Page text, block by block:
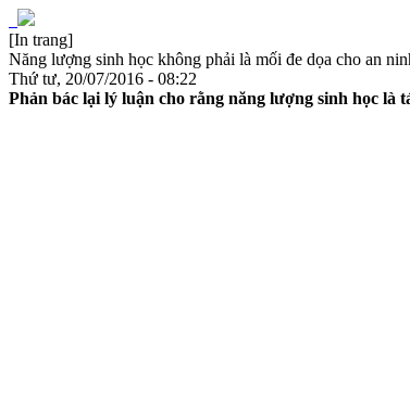
[In trang]
Năng lượng sinh học không phải là mối đe dọa cho an
Thứ tư, 20/07/2016 - 08:22
Phản bác lại lý luận cho rằng năng lượng sinh học là